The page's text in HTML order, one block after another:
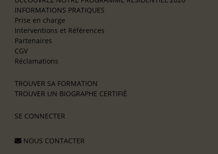
INFORMATIONS PRATIQUES
Prise en charge
Interventions et Références
Partenaires
CGV
Réclamations
TROUVER SA FORMATION
TROUVER UN BIOGRAPHE CERTIFIÉ
SE CONNECTER
NOUS CONTACTER